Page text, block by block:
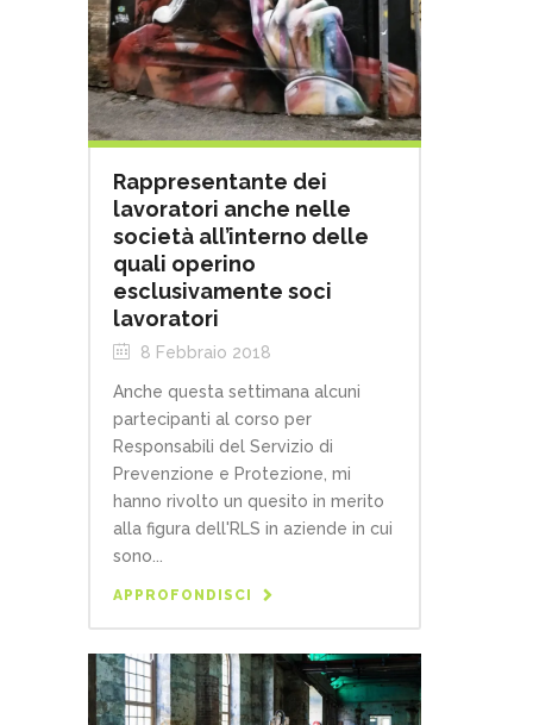
Rappresentante dei
lavoratori anche nelle
società all’interno delle
quali operino
esclusivamente soci
lavoratori
8 Febbraio 2018
Anche questa settimana alcuni
partecipanti al corso per
Responsabili del Servizio di
Prevenzione e Protezione, mi
hanno rivolto un quesito in merito
alla figura dell'RLS in aziende in cui
sono...
APPROFONDISCI